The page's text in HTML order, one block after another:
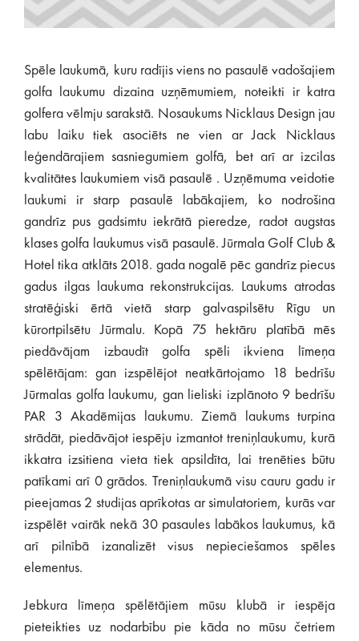
Spēle laukumā, kuru radījis viens no pasaulē vadošajiem
golfa laukumu dizaina uzņēmumiem, noteikti ir katra
golfera vēlmju sarakstā. Nosaukums Nicklaus Design jau
labu laiku tiek asociēts ne vien ar Jack Nicklaus
leģendārajiem sasniegumiem golfā, bet arī ar izcilas
kvalitātes laukumiem visā pasaulē . Uzņēmuma veidotie
laukumi ir starp pasaulē labākajiem, ko nodrošina
gandrīz pus gadsimtu iekrātā pieredze, radot augstas
klases golfa laukumus visā pasaulē. Jūrmala Golf Club &
Hotel tika atklāts 2018. gada nogalē pēc gandrīz piecus
gadus ilgas laukuma rekonstrukcijas. Laukums atrodas
stratēģiski ērtā vietā starp galvaspilsētu Rīgu un
kūrortpilsētu Jūrmalu. Kopā 75 hektāru platībā mēs
piedāvājam izbaudīt golfa spēli ikviena līmeņa
spēlētājam: gan izspēlējot neatkārtojamo 18 bedrīšu
Jūrmalas golfa laukumu, gan lieliski izplānoto 9 bedrīšu
PAR 3 Akadēmijas laukumu. Ziemā laukums turpina
strādāt, piedāvājot iespēju izmantot treniņlaukumu, kurā
ikkatra izsitiena vieta tiek apsildīta, lai trenēties būtu
patīkami arī 0 grādos. Treniņlaukumā visu cauru gadu ir
pieejamas 2 studijas aprīkotas ar simulatoriem, kurās var
izspēlēt vairāk nekā 30 pasaules labākos laukumus, kā
arī pilnībā izanalizēt visus nepieciešamos spēles
elementus.
Jebkura līmeņa spēlētājiem mūsu klubā ir iespēja
pieteikties uz nodarbību pie kāda no mūsu četriem